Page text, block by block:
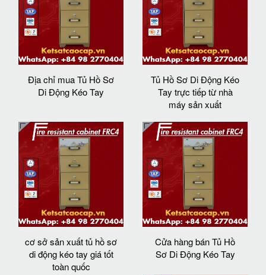
Địa chỉ mua Tủ Hồ Sơ
Di Động Kéo Tay
Tủ Hồ Sơ Di Động Kéo
Tay trực tiếp từ nhà
máy sản xuất
cơ sở sản xuất tủ hồ sơ
di động kéo tay giá tốt
toàn quốc
Cửa hàng bán Tủ Hồ
Sơ Di Động Kéo Tay